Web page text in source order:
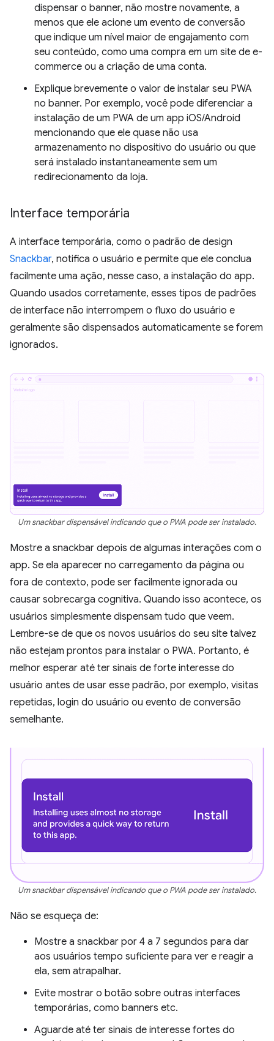
dispensar o banner, não mostre novamente, a
menos que ele acione um evento de conversão
que indique um nível maior de engajamento com
seu conteúdo, como uma compra em um site de e-
commerce ou a criação de uma conta.
Explique brevemente o valor de instalar seu PWA
no banner. Por exemplo, você pode diferenciar a
instalação de um PWA de um app iOS/Android
mencionando que ele quase não usa
armazenamento no dispositivo do usuário ou que
será instalado instantaneamente sem um
redirecionamento da loja.
Interface temporária
A interface temporária, como o padrão de design
Snackbar, notifica o usuário e permite que ele conclua
facilmente uma ação, nesse caso, a instalação do app.
Quando usados corretamente, esses tipos de padrões
de interface não interrompem o fluxo do usuário e
geralmente são dispensados automaticamente se forem
ignorados.
Um snackbar dispensável indicando que o PWA pode ser instalado.
Mostre a snackbar depois de algumas interações com o
app. Se ela aparecer no carregamento da página ou
fora de contexto, pode ser facilmente ignorada ou
causar sobrecarga cognitiva. Quando isso acontece, os
usuários simplesmente dispensam tudo que veem.
Lembre-se de que os novos usuários do seu site talvez
não estejam prontos para instalar o PWA. Portanto, é
melhor esperar até ter sinais de forte interesse do
usuário antes de usar esse padrão, por exemplo, visitas
repetidas, login do usuário ou evento de conversão
semelhante.
Um snackbar dispensável indicando que o PWA pode ser instalado.
Não se esqueça de:
Mostre a snackbar por 4 a 7 segundos para dar
aos usuários tempo suficiente para ver e reagir a
ela, sem atrapalhar.
Evite mostrar o botão sobre outras interfaces
temporárias, como banners etc.
Aguarde até ter sinais de interesse fortes do